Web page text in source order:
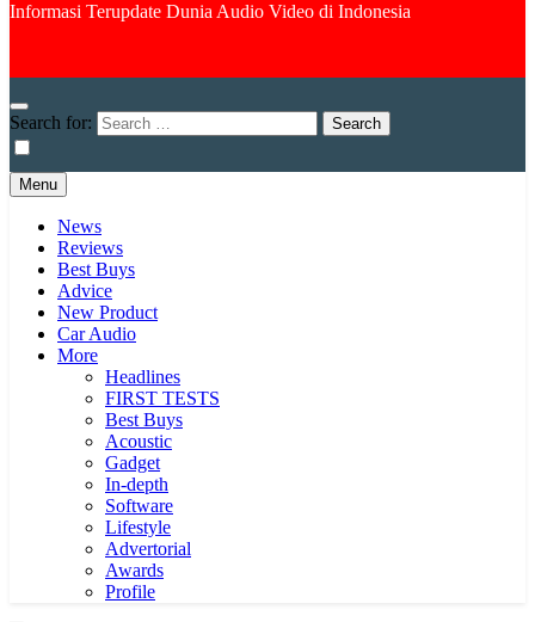
Informasi Terupdate Dunia Audio Video di Indonesia
Search for:
Menu
News
Reviews
Best Buys
Advice
New Product
Car Audio
More
Headlines
FIRST TESTS
Best Buys
Acoustic
Gadget
In-depth
Software
Lifestyle
Advertorial
Awards
Profile